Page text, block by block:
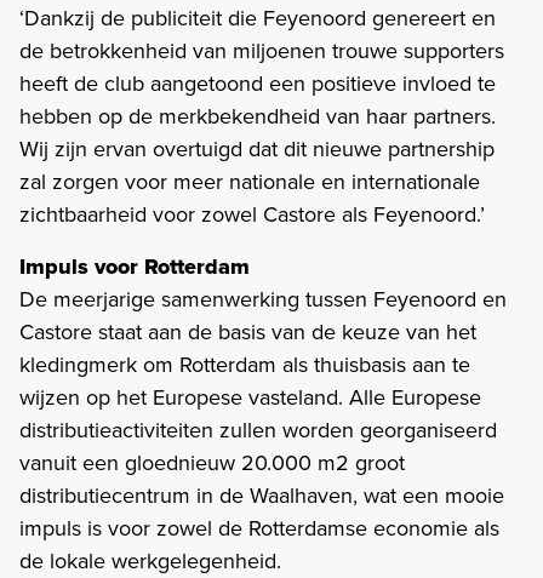
‘Dankzij de publiciteit die Feyenoord genereert en
de betrokkenheid van miljoenen trouwe supporters
heeft de club aangetoond een positieve invloed te
hebben op de merkbekendheid van haar partners.
Wij zijn ervan overtuigd dat dit nieuwe partnership
zal zorgen voor meer nationale en internationale
zichtbaarheid voor zowel Castore als Feyenoord.’
Impuls voor Rotterdam
De meerjarige samenwerking tussen Feyenoord en
Castore staat aan de basis van de keuze van het
kledingmerk om Rotterdam als thuisbasis aan te
wijzen op het Europese vasteland. Alle Europese
distributieactiviteiten zullen worden georganiseerd
vanuit een gloednieuw 20.000 m2 groot
distributiecentrum in de Waalhaven, wat een mooie
impuls is voor zowel de Rotterdamse economie als
de lokale werkgelegenheid.